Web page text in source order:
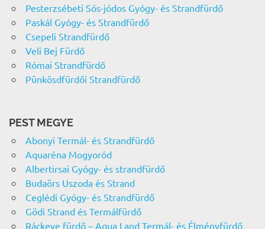
Pesterzsébeti Sós-jódos Gyógy- és Strandfürdő
Paskál Gyógy- és Strandfürdő
Csepeli Strandfürdő
Veli Bej Fürdő
Római Strandfürdő
Pünkösdfürdői Strandfürdő
PEST MEGYE
Abonyi Termál- és Strandfürdő
Aquaréna Mogyoród
Albertirsai Gyógy- és strandfürdő
Budaörs Uszoda és Strand
Ceglédi Gyógy- és Strandfürdő
Gödi Strand és Termálfürdő
Ráckeve fürdő – Aqua Land Termál- és Élményfürdő